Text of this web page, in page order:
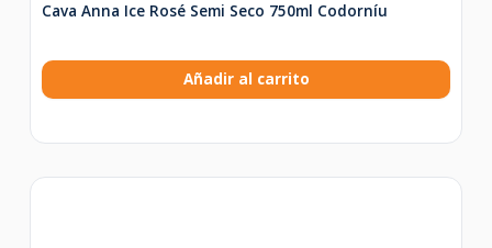
Cava Anna Ice Rosé Semi Seco 750ml Codorníu
Añadir al carrito